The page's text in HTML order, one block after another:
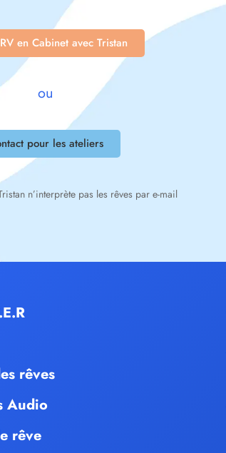
en Cabinet avec Tristan
ou
pour les ateliers
n’interprète pas les rêves par e-mail
rêves
Audio
rêve